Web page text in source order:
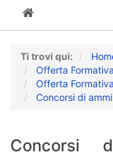
Ti trovi qui:
Offerta
Offerta
Concorsi di
Concorsi